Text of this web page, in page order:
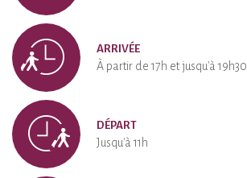
ARRIVÉE
À partir de 17h et jusqu'à 19h30
DÉPART
Jusqu'à 11h